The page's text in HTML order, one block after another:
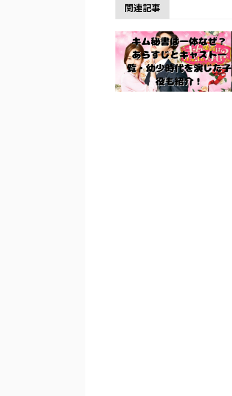
関連記事